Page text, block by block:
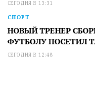
СЕГОДНЯ В 13:31
СПОРТ
НОВЫЙ ТРЕНЕР
ФУТБОЛУ ПОСЕТИЛ
СЕГОДНЯ В 12:48